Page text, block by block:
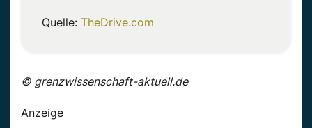
Quelle: TheDrive.com
© grenzwissenschaft-aktuell.de
Anzeige